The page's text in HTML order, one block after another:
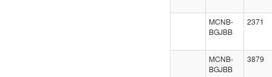
MCNB-
BGJBB
2371
MCNB-
BGJBB
3879